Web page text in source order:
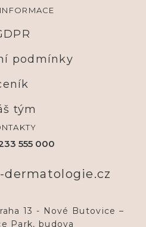
podmínky
tým
555 000
dermatologie.cz
13 - Nové Butovice –
Park, budova